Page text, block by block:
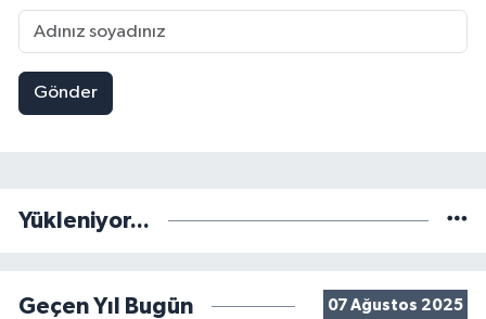
Gönder
Yükleniyor...
Geçen Yıl Bugün 07 Ağustos 2025